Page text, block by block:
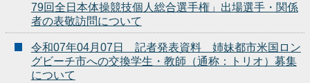
79回全日本体操競技個人総合選手権」出場選手・関係
者の表敬訪問について
令和07年04月07日 記者発表資料 姉妹都市米国ロン
グビーチ市への交換学生・教師（通称：トリオ）募集
について